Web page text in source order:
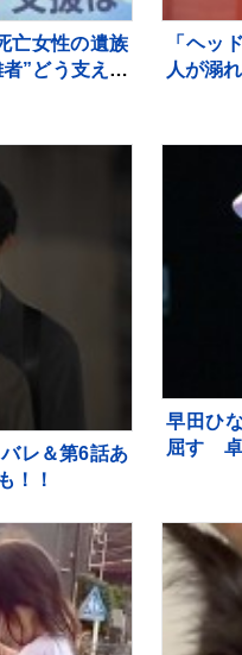
亡女性の遺族
”どう支える
「ヘッ
人が溺
レ＆第6話あ
！！
早田ひ
屈す 卓